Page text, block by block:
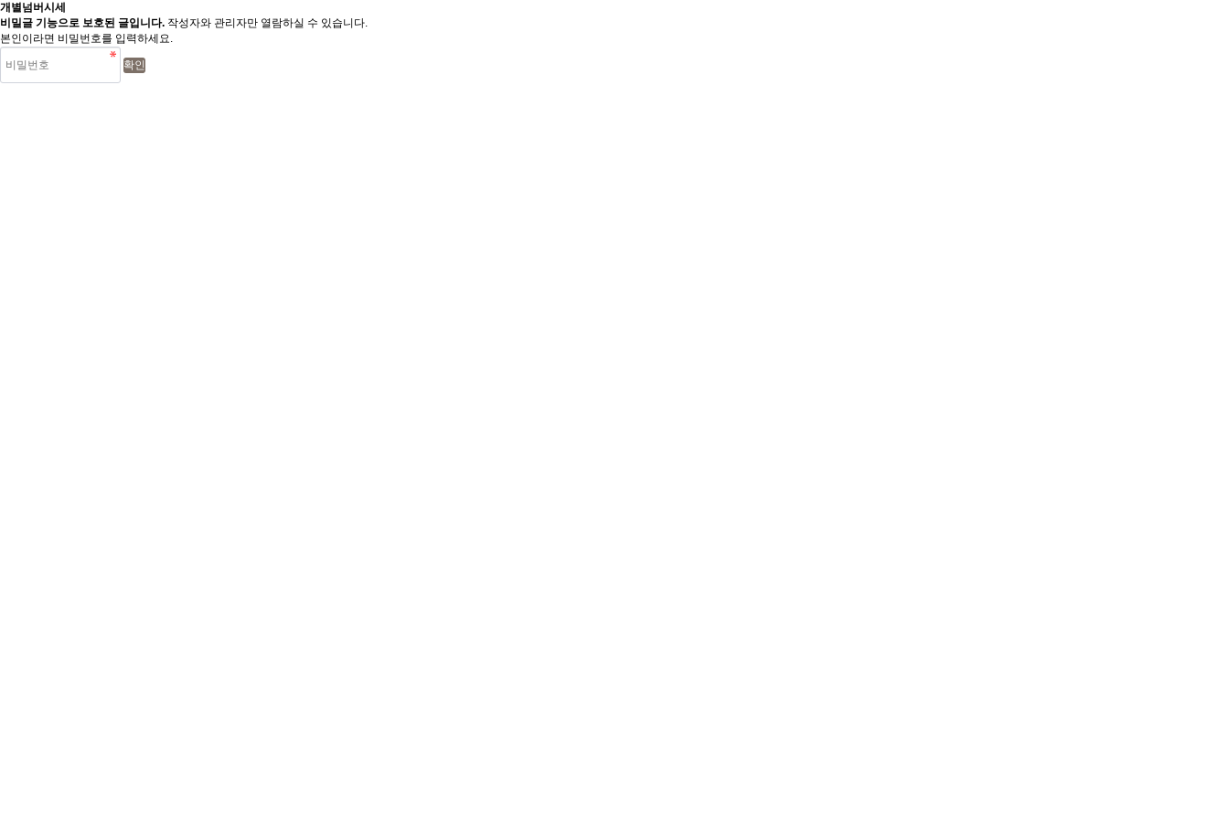
개별넘버시세
비밀글 기능으로 보호된 글입니다. 작성자와 관리자만 열람하실 수 있습니다.
본인이라면 비밀번호를 입력하세요.